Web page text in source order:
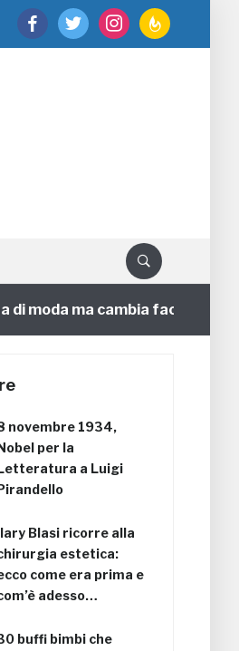
facebooktwitter instagramfeedburner
ma cambia faccia
novembre 1934,
per la
a Luigi
Blasi ricorre alla
estetica:
come era prima e
adesso…
buffi bimbi che